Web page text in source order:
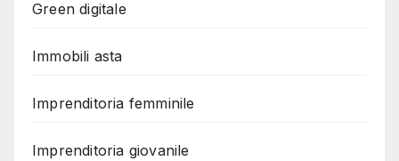
Green digitale
Immobili asta
Imprenditoria femminile
Imprenditoria giovanile